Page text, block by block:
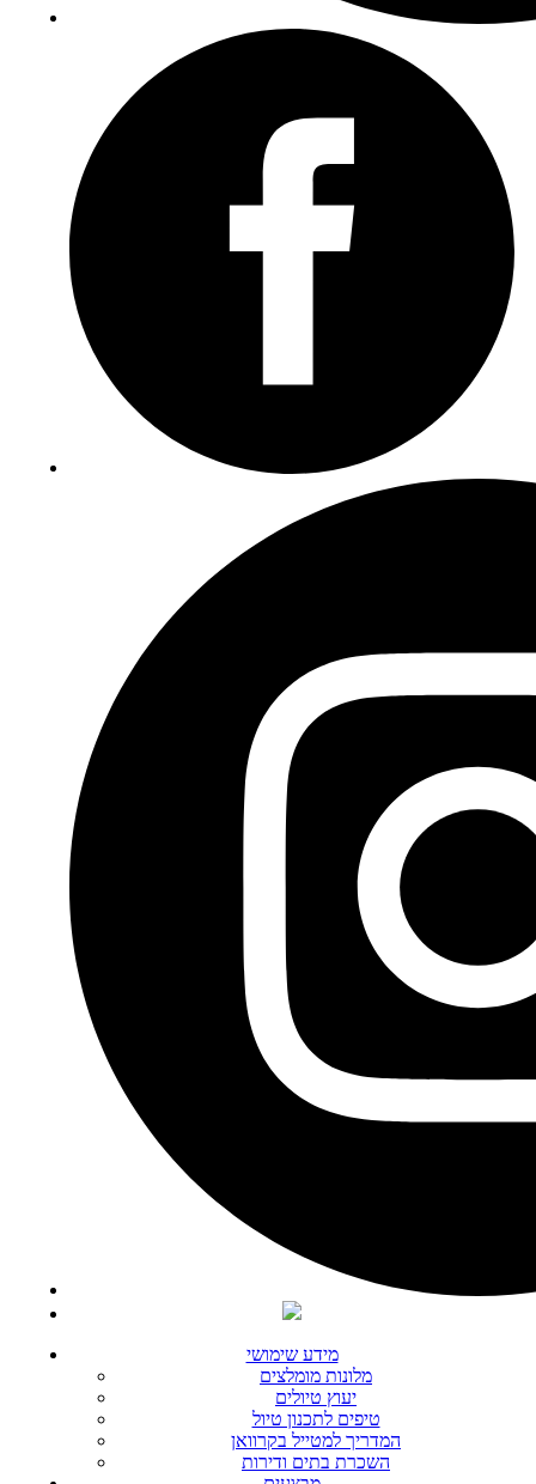
מידע שימושי
מלונות מומלצים
יעוץ טיולים
טיפים לתכנון טיול
המדריך למטייל בקרוואן
השכרת בתים ודירות